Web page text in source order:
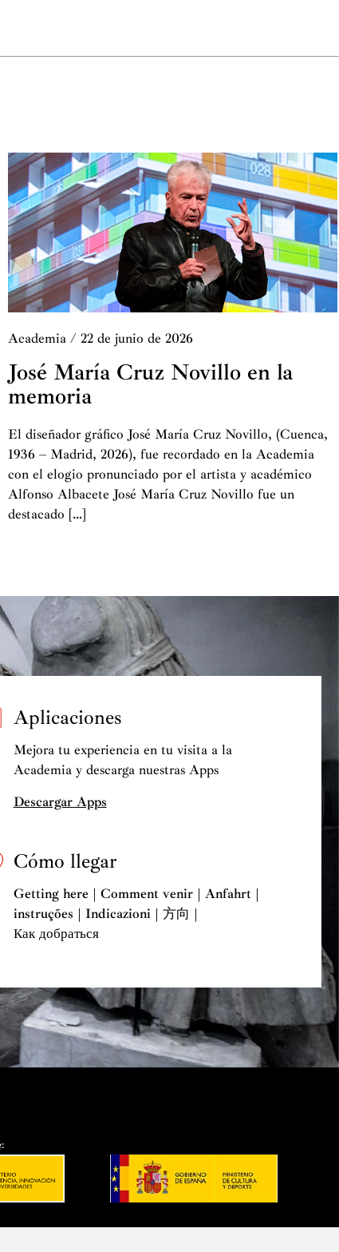
Academia/ 22 de junio de 2026
José María Cruz Novillo en la
memoria
El diseñador gráfico José María Cruz Novillo, (Cuenca,
1936 – Madrid, 2026), fue recordado en la Academia
con el elogio pronunciado por el artista y académico
Alfonso Albacete José María Cruz Novillo fue un
destacado […]
Aplicaciones
Mejora tu experiencia en tu visita a la
Academia y descarga nuestras Apps
Descargar Apps
Cómo llegar
Getting here | Comment venir | Anfahrt |
instruções | Indicazioni | 方向 |
Как добраться